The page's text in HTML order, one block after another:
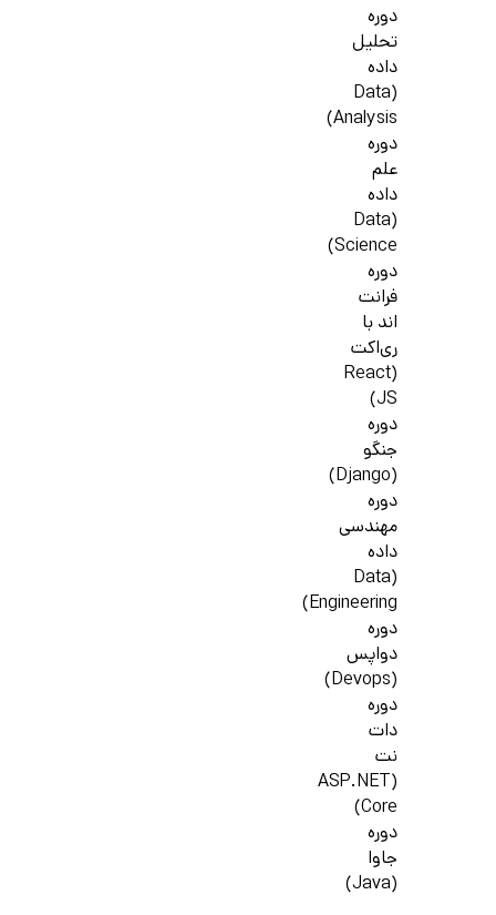
دوره
تحلیل
داده
(Data
Analysis)
دوره
علم
داده
(Data
Science)
دوره
فرانت
اند با
ری‌اکت
(React
JS)
دوره
جنگو
(Django)
دوره
مهندسی
داده
(Data
Engineering)
دوره
دواپس
(Devops)
دوره
دات
نت
(ASP.NET
Core)
دوره
جاوا
(Java)